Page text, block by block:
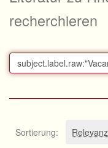
recherchieren
Sortierung: Relevanz